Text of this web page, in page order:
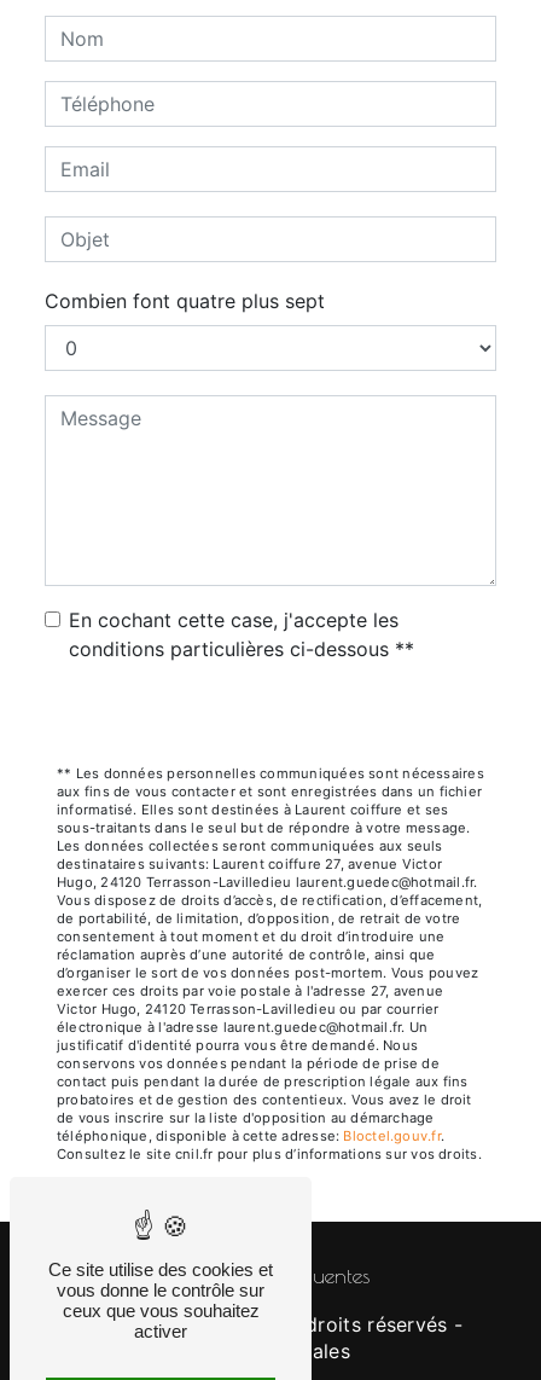
Combien font quatre plus sept
En cochant cette case, j'accepte les
conditions particulières ci-dessous **
** Les données personnelles communiquées sont nécessaires
aux fins de vous contacter et sont enregistrées dans un fichier
informatisé. Elles sont destinées à Laurent coiffure et ses
sous-traitants dans le seul but de répondre à votre message.
Les données collectées seront communiquées aux seuls
destinataires suivants: Laurent coiffure 27, avenue Victor
Hugo, 24120 Terrasson-Lavilledieu laurent.guedec@hotmail.fr.
Vous disposez de droits d’accès, de rectification, d’effacement,
de portabilité, de limitation, d’opposition, de retrait de votre
consentement à tout moment et du droit d’introduire une
réclamation auprès d’une autorité de contrôle, ainsi que
d’organiser le sort de vos données post-mortem. Vous pouvez
exercer ces droits par voie postale à l'adresse 27, avenue
Victor Hugo, 24120 Terrasson-Lavilledieu ou par courrier
électronique à l'adresse laurent.guedec@hotmail.fr. Un
justificatif d'identité pourra vous être demandé. Nous
conservons vos données pendant la période de prise de
contact puis pendant la durée de prescription légale aux fins
probatoires et de gestion des contentieux. Vous avez le droit
de vous inscrire sur la liste d'opposition au démarchage
téléphonique, disponible à cette adresse:
Bloctel.gouv.fr.
Consultez le site cnil.fr pour plus d’informations sur vos droits.
Recherches fréquentes
©Vistalid- 2026 - Tous droits réservés -
Mentions légales
Ce site utilise des cookies et
vous donne le contrôle sur
ceux que vous souhaitez
activer